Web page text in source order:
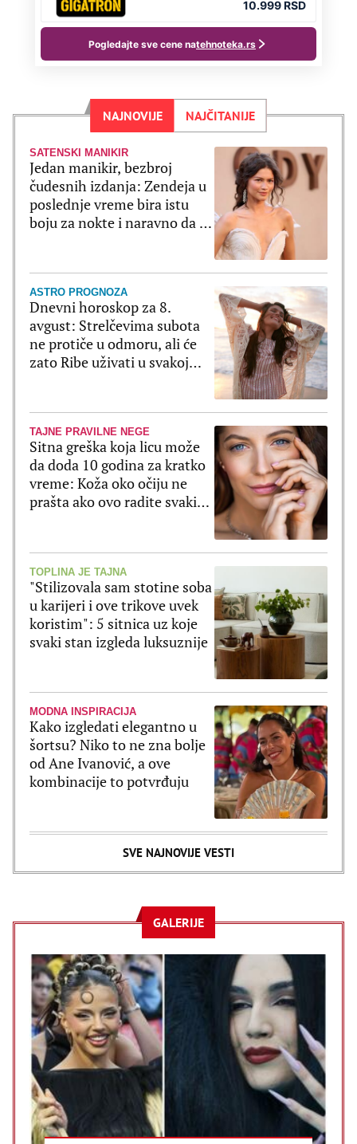
NAJNOVIJE NAJČITANIJE
SATENSKI MANIKIR
Jedan manikir, bezbroj
čudesnih izdanja: Zendeja u
poslednje vreme bira istu
boju za nokte i naravno da je
ASTRO PROGNOZA
Dnevni horoskop za 8.
avgust: Strelčevima subota
ne protiče u odmoru, ali će
zato Ribe uživati u svakoj
TAJNE PRAVILNE NEGE
Sitna greška koja licu može
da doda 10 godina za kratko
vreme: Koža oko očiju ne
prašta ako ovo radite svaki
TOPLINA JE TAJNA
"Stilizovala sam stotine soba
u karijeri i ove trikove uvek
koristim": 5 sitnica uz koje
svaki stan izgleda luksuznije
MODNA INSPIRACIJA
Kako izgledati elegantno u
šortsu? Niko to ne zna bolje
od Ane Ivanović, a ove
kombinacije to potvrđuju
SVE NAJNOVIJE VESTI
GALERIJE